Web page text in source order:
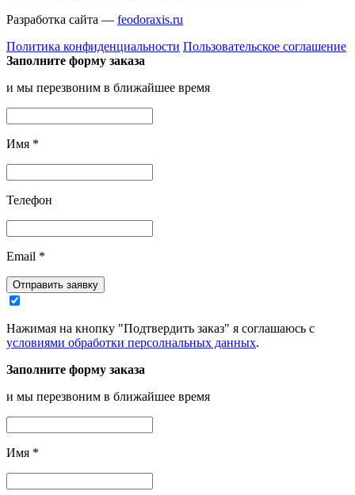
Разработка сайта — feodoraxis.ru
Политика конфиденциальности Пользовательское соглашение
Заполните форму заказа
и мы перезвоним в ближайшее время
Имя *
Телефон
Email *
Отправить заявку
Нажимая на кнопку "Подтвердить заказ" я соглашаюсь с
условиями обработки персолнальных данных.
Заполните форму заказа
и мы перезвоним в ближайшее время
Имя *